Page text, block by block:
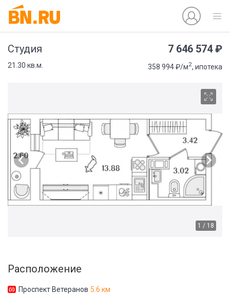
Студия 7 646 574 ₽
21.30 кв.м. 358 994 ₽/м2, ипотека
1 / 18
Расположение
Проспект Ветеранов 5.6 км